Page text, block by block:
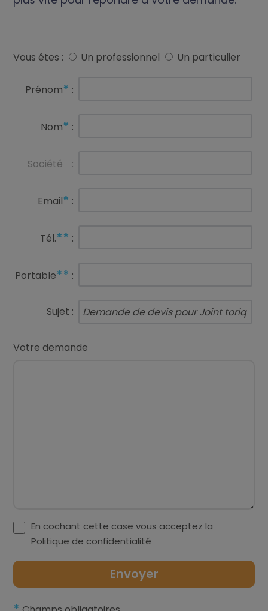
Vous êtes : Un professionnel Un particulier
Prénom* :
Nom* :
Société :
Email* :
Tél.** :
Portable** :
Sujet :
Votre demande
En cochant cette case vous acceptez la
Politique de confidentialité